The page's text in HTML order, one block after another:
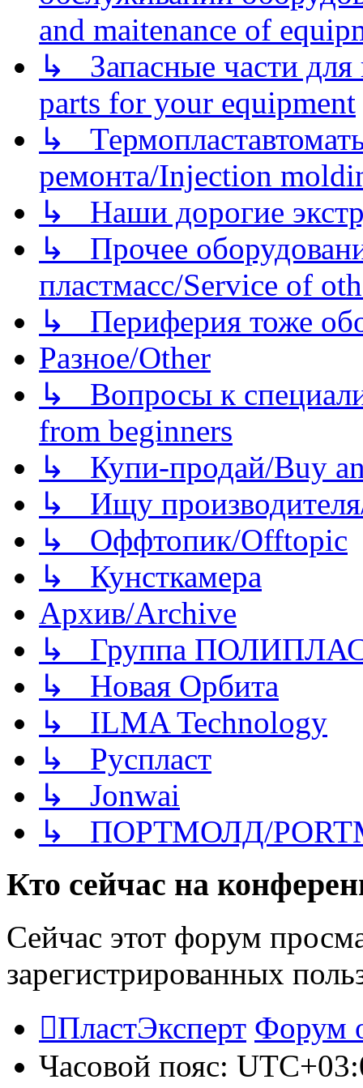
and maitenance of
↳ Запасные части для
parts for your equipment
↳
ремонта/Injection
↳ Наши дорогие
↳ Прочее
пластмасс/Service of
↳ Периферия тоже
Разное/Other
↳ Вопросы к
from beginners
↳ Купи-продай/Buy
↳ Ищу
↳ Оффтопик/Offtopic
↳ Кунсткамера
Архив/Archive
↳ Группа
↳ Новая Орбита
↳ ILMA Technology
↳ Руспласт
↳ Jonwai
↳ ПОРТМОЛД/
Кто сейчас на
Сейчас этот форум
зарегистрированных
ПластЭксперт Форум
Часовой пояс: